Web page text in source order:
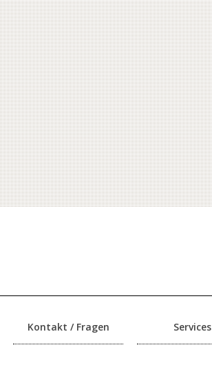
Kontakt / Fragen Services